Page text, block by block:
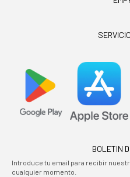
BOLETIN
Introduce tu email para recibir
cualquier momento.